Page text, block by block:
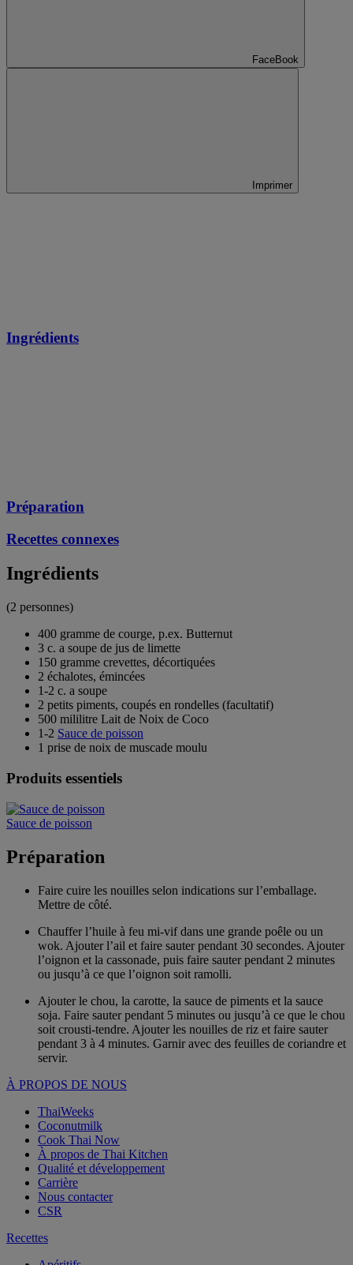
FaceBook
Imprimer
Ingrédients
Préparation
Recettes connexes
Ingrédients
(2 personnes)
400 gramme de courge, p.ex. Butternut
3 c. a soupe de jus de limette
150 gramme crevettes, décortiquées
2 échalotes, émincées
1-2 c. a soupe
2 petits piments, coupés en rondelles (facultatif)
500 mililitre Lait de Noix de Coco
1-2 Sauce de poisson
1 prise de noix de muscade moulu
Produits essentiels
Sauce de poisson
Préparation
Faire cuire les nouilles selon indications sur l’emballage.
Mettre de côté.
Chauffer l’huile à feu mi-vif dans une grande poêle ou un
wok. Ajouter l’ail et faire sauter pendant 30 secondes. Ajouter
l’oignon et la cassonade, puis faire sauter pendant 2 minutes
ou jusqu’à ce que l’oignon soit ramolli.
Ajouter le chou, la carotte, la sauce de piments et la sauce
soja. Faire sauter pendant 5 minutes ou jusqu’à ce que le chou
soit crousti-tendre. Ajouter les nouilles de riz et faire sauter
pendant 3 à 4 minutes. Garnir avec des feuilles de coriandre et
servir.
À PROPOS DE NOUS
ThaiWeeks
Coconutmilk
Cook Thai Now
À propos de Thai Kitchen
Qualité et développement
Carrière
Nous contacter
CSR
Recettes